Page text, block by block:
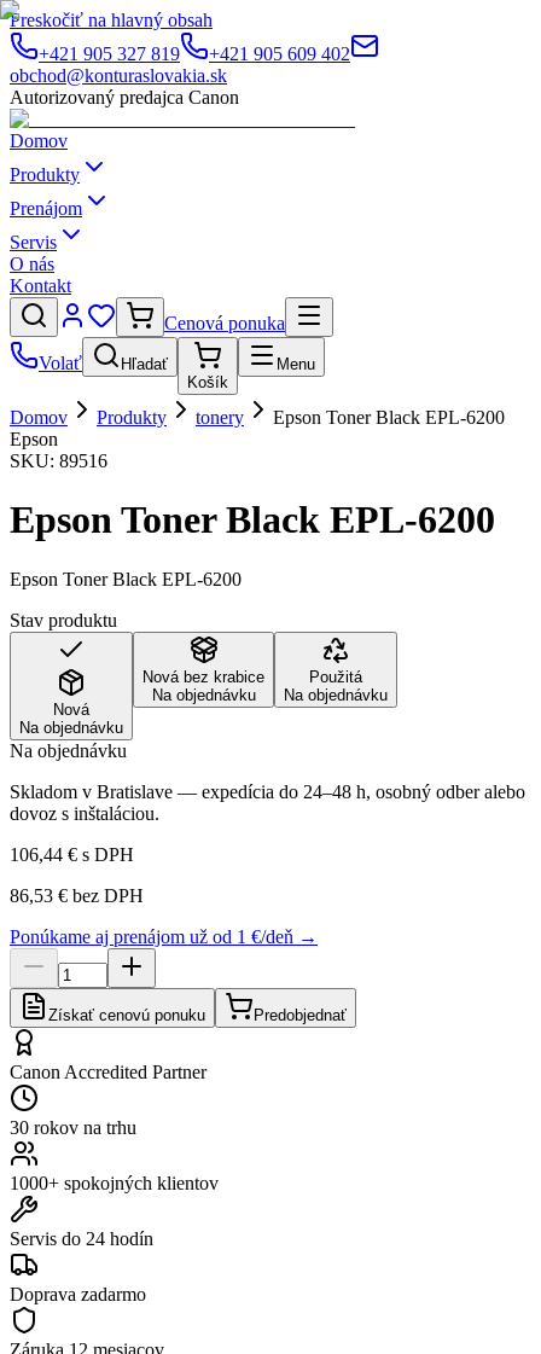
Preskočiť na hlavný obsah
+421 905 327 819
+421 905 609 402
obchod@konturaslovakia.sk
Autorizovaný predajca Canon
Domov
Produkty
Prenájom
Servis
O nás
Kontakt
Cenová ponuka
Volať
Hľadať
Košík
Menu
Domov Produkty tonery
Epson Toner Black EPL-6200
Epson
SKU: 89516
Epson Toner Black EPL-6200
Epson Toner Black EPL-6200
Stav produktu
Nová
Na objednávku
Nová bez krabice
Na objednávku
Použitá
Na objednávku
Na objednávku
Skladom v Bratislave — expedícia do 24–48 h, osobný odber alebo
dovoz s inštaláciou.
106,44 € s DPH
86,53 € bez DPH
Ponúkame aj prenájom už od 1 €/deň →
Získať cenovú ponuku Predobjednať
Canon Accredited Partner
30 rokov na trhu
1000+ spokojných klientov
Servis do 24 hodín
Doprava zadarmo
Záruka 12 mesiacov